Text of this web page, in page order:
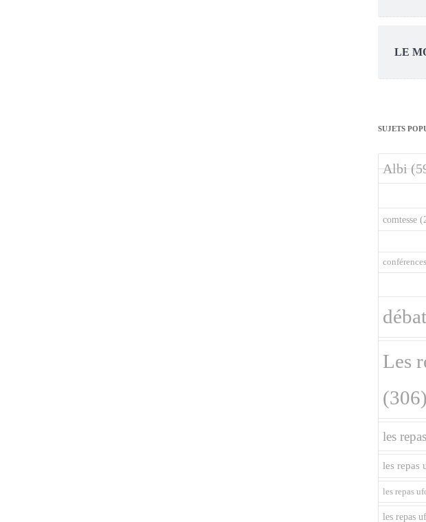
LE
SUJETS
Albi
comtesse
conférences
Les
(306)
les
les repas
les repas
les repas